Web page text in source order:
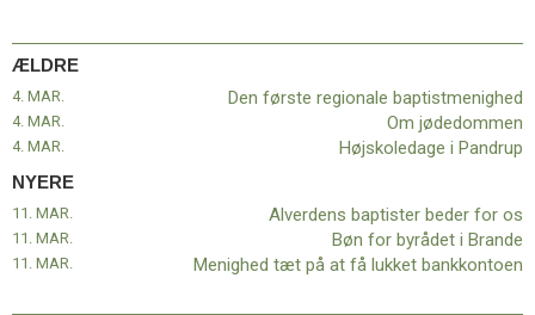
baptistmenighed
ÆLDRE
4. MAR. Den første regionale baptistmenighed
4. MAR. Om jødedommen
4. MAR. Højskoledage i Pandrup
NYERE
Alverdens baptister beder for os
11. MAR.
Bøn for byrådet i Brande
11. MAR.
Menighed tæt på at få lukket bankkontoen
11. MAR.